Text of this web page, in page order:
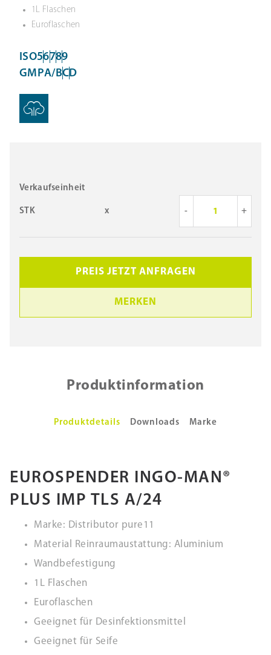
1L Flaschen
Euroflaschen
ISO56789
GMPA/BCD
Verkaufseinheit
STK x - +
PREIS JETZT ANFRAGEN
MERKEN
Produktinformation
Produktdetails Downloads Marke
EUROSPENDER INGO-MAN®
PLUS IMP TLS A/24
Marke: Distributor pure11
Material Reinraumaustattung: Aluminium
Wandbefestigung
1L Flaschen
Euroflaschen
Geeignet für Desinfektionsmittel
Geeignet für Seife